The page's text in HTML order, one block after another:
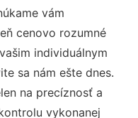
vám
cenovo rozumné
individuálnym
sa nám ešte dnes.
na precíznosť a
vykonanej